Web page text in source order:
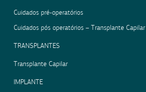
Cuidados pré-operatórios
Cuidados pós operatórios – Transplante Capilar
TRANSPLANTES
Transplante Capilar
IMPLANTE